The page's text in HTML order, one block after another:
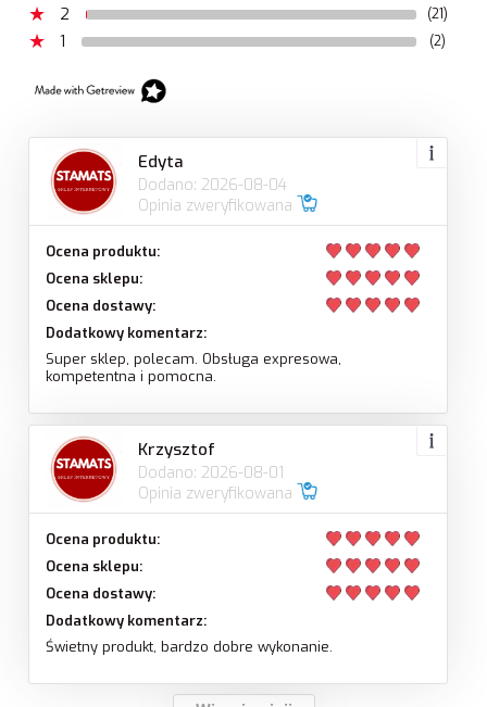
2 (21)
1 (2)
Edyta
Dodano: 2026-08-04
Opinia zweryfikowana
Ocena produktu:
Ocena sklepu:
Ocena dostawy:
Dodatkowy komentarz:
Super sklep, polecam. Obsługa expresowa,
kompetentna i pomocna.
Krzysztof
Dodano: 2026-08-01
Opinia zweryfikowana
Ocena produktu:
Ocena sklepu:
Ocena dostawy:
Dodatkowy komentarz:
Świetny produkt, bardzo dobre wykonanie.